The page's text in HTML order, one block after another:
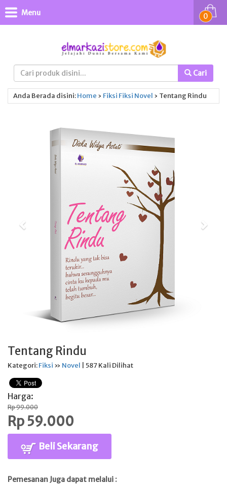
Cari
0
Menu
Anda Berada disini:Home › Fiksi Fiksi Novel › Tentang Rindu
Tentang Rindu
Kategori:Fiksi » Novel | 587 Kali Dilihat
Harga:
Rp 99.000
Rp 59.000
Beli Sekarang
Pemesanan Juga dapat melalui :